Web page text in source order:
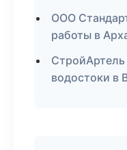
ООО
работы в
водостоки в